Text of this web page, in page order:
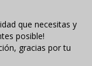
que necesitas y
posible!
gracias por tu